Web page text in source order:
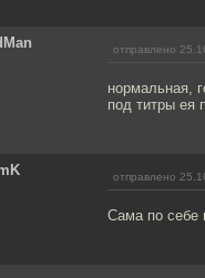
отправлено
нормальная,
под титры ея
отправлено
Сама по себе